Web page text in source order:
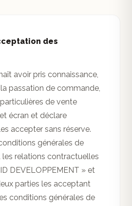
des
avoir pris connaissance,
passation de commande,
de vente
écran et déclare
accepter sans réserve.
générales de
relations contractuelles
DEVELOPPEMENT » et
parties les acceptant
conditions générales de